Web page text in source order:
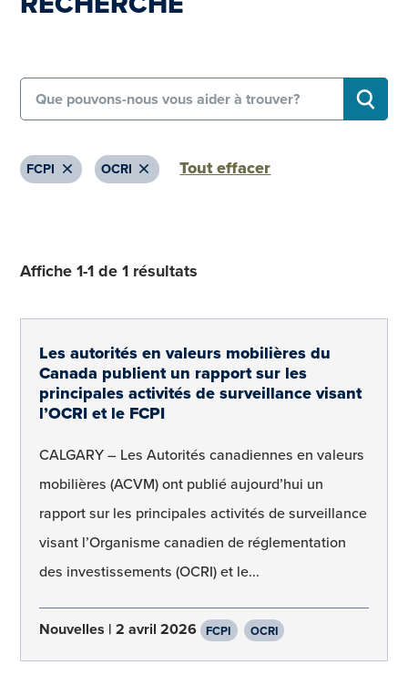
Search for:
Remove
FCPI Remove
OCRI Tout effacer
Affiche 1-1 de 1 résultats
Les autorités en valeurs mobilières du
Canada publient un rapport sur les
principales activités de surveillance visant
l’OCRI et le FCPI
CALGARY – Les Autorités canadiennes en valeurs
mobilières (ACVM) ont publié aujourd’hui un
rapport sur les principales activités de surveillance
visant l’Organisme canadien de réglementation
des investissements (OCRI) et le...
Nouvelles 2 avril 2026 FCPI OCRI